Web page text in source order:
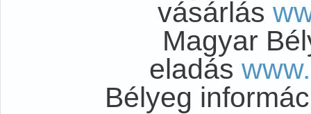
vásárlás
Magyar
eladás
Bélyeg